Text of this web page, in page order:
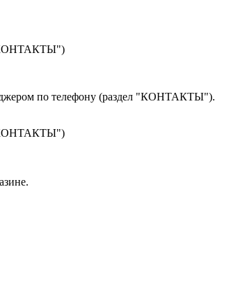
"КОНТАКТЫ")
по телефону (раздел "КОНТАКТЫ").
"КОНТАКТЫ")